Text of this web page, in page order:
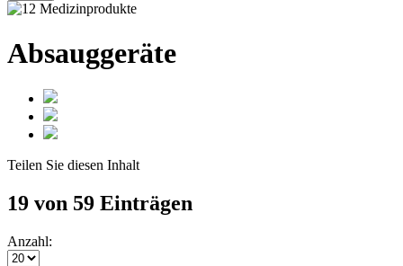
Absauggeräte
Teilen Sie diesen Inhalt
19 von 59 Einträgen
Anzahl: